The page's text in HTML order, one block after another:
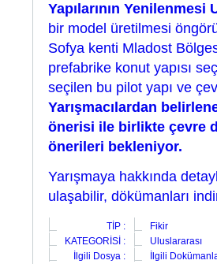
Yapılarının Yenilenmesi
bir model üretilmesi
Sofya kenti Mladost
prefabrike konut yapısı
seçilen bu pilot yapı ve
Yarışmacılardan
önerisi ile birlikte çevre
önerileri bekleniyor.
Yarışmaya hakkında
ulaşabilir, dökümanları
TİP :
Fikir
KATEGORİSİ :
Uluslararası
İlgili Dosya :
İlgili